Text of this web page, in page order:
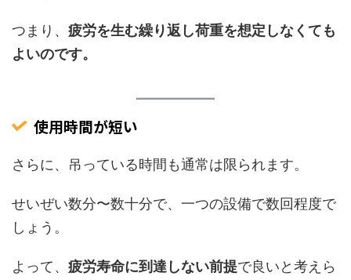
つまり、 疲労を生む繰り返し荷重を想定しなくても
よいのです。
使用時間が短い
さらに、吊っている時間も通常は限られます。
せいぜい数分〜数十分で、一つの設備で数回程度で
しょう。
よって、 疲労寿命に到達しない前提で良いと考えら